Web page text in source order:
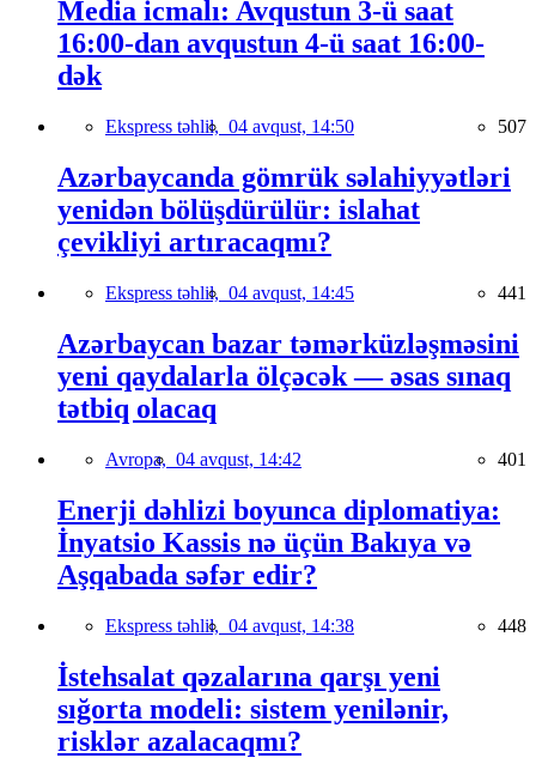
Media icmalı: Avqustun 3-ü saat
16:00-dan avqustun 4-ü saat 16:00-
dək
Ekspress təhlil, 04 avqust, 14:50 507
Azərbaycanda gömrük səlahiyyətləri
yenidən bölüşdürülür: islahat
çevikliyi artıracaqmı?
Ekspress təhlil, 04 avqust, 14:45 441
Azərbaycan bazar təmərküzləşməsini
yeni qaydalarla ölçəcək — əsas sınaq
tətbiq olacaq
Avropa, 04 avqust, 14:42 401
Enerji dəhlizi boyunca diplomatiya:
İnyatsio Kassis nə üçün Bakıya və
Aşqabada səfər edir?
Ekspress təhlil, 04 avqust, 14:38 448
İstehsalat qəzalarına qarşı yeni
sığorta modeli: sistem yenilənir,
risklər azalacaqmı?